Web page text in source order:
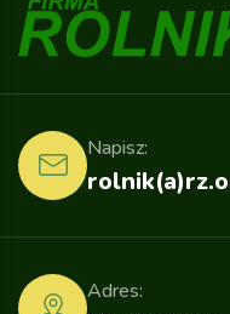
Napisz:
Adres: